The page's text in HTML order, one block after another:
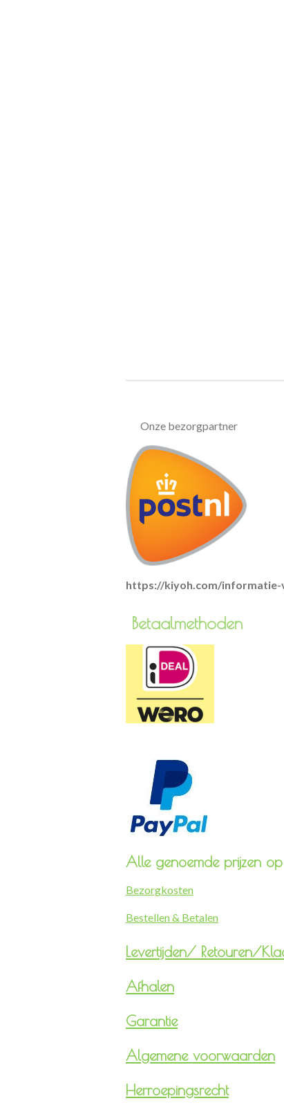
Onze bezorgpartner
https://kiyoh.com/
Alle genoemde prijzen op
Bezorgkosten
Bestellen & Betalen
Levertijden/ Retouren/
Afhalen
Garantie
Algemene voorwaarden
Herroepingsrecht